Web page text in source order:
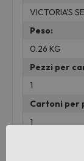
VICTORIA'S
Peso:
0.26 KG
Pezzi per
1
Cartoni per
1